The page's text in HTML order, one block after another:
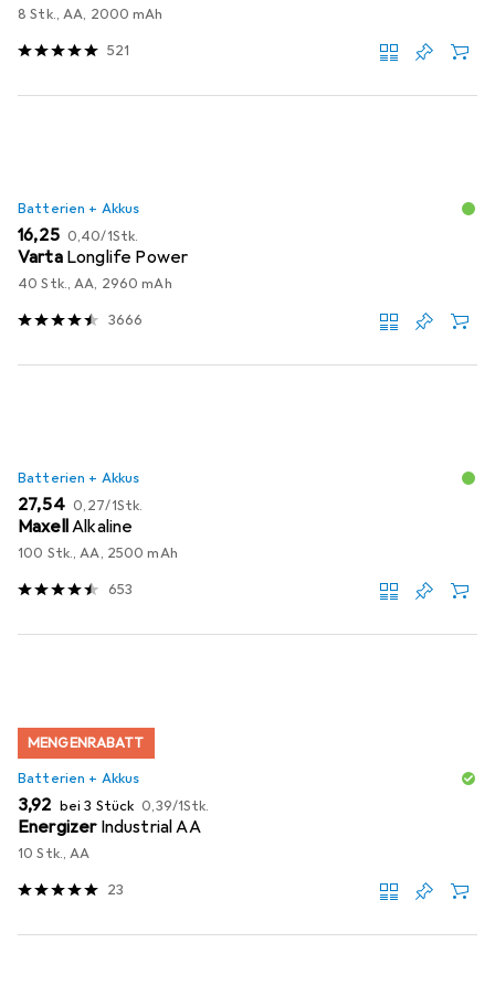
8 Stk., AA, 2000 mAh
521
Batterien + Akkus
EUR
16,25 EUR
0,40/1Stk.
Varta Longlife Power
40 Stk., AA, 2960 mAh
3666
Batterien + Akkus
EUR
27,54 EUR
0,27/1Stk.
MaxellAlkaline
100 Stk., AA, 2500 mAh
653
MENGENRABATT
Batterien + Akkus
EUR
3,92 bei 3 Stück EUR
0,39/1Stk.
Energizer Industrial AA
10 Stk., AA
23